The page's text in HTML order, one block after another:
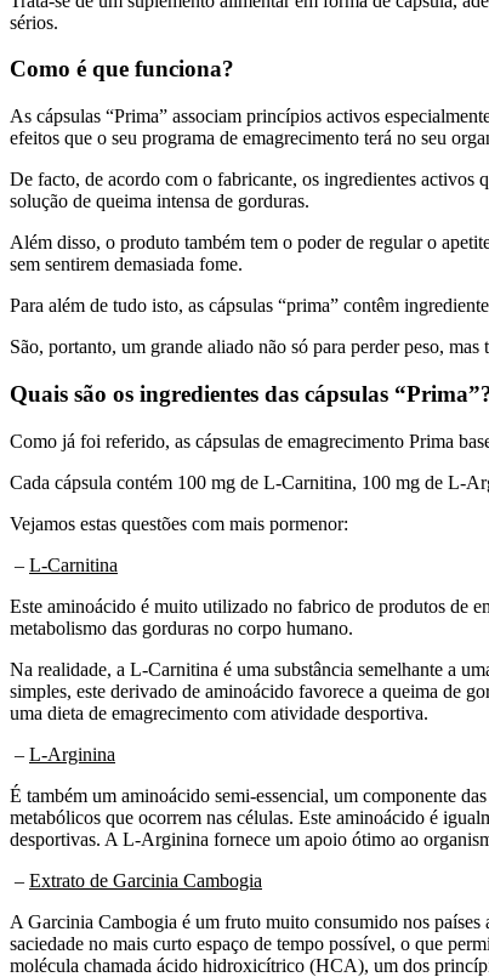
sérios.
Como é que funciona?
As cápsulas “Prima” associam princípios activos
efeitos que o seu programa de emagrecimento terá no seu
De facto, de acordo com o fabricante, os ingredientes activos
solução de queima intensa de gorduras.
Além disso, o produto também tem o poder de regular o
sem sentirem demasiada fome.
Para além de tudo isto, as cápsulas “prima” contêm
São, portanto, um grande aliado não só para perder peso, mas
Quais são os ingredientes das cápsulas
Como já foi referido, as cápsulas de emagrecimento Prima
Cada cápsula contém 100 mg de L-Carnitina, 100 mg de L-
Vejamos estas questões com mais pormenor:
– L-Carnitina
Este aminoácido é muito utilizado no fabrico de produtos de
metabolismo das gorduras no corpo humano.
Na realidade, a L-Carnitina é uma substância semelhante a
simples, este derivado de aminoácido favorece a queima de
uma dieta de emagrecimento com atividade desportiva.
– L-Arginina
É também um aminoácido semi-essencial, um componente
metabólicos que ocorrem nas células. Este aminoácido é
desportivas. A L-Arginina fornece um apoio ótimo ao
– Extrato de Garcinia Cambogia
A Garcinia Cambogia é um fruto muito consumido nos países
saciedade no mais curto espaço de tempo possível, o que
molécula chamada ácido hidroxicítrico (HCA), um dos